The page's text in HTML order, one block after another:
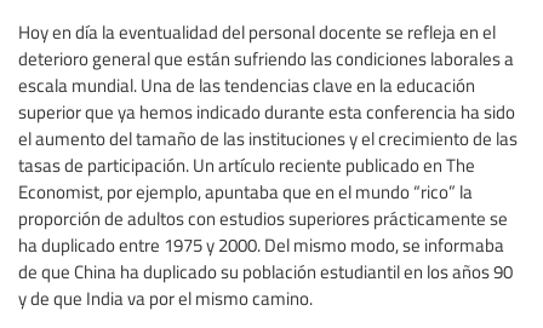
Hoy en día la eventualidad del personal docente se refleja en el
deterioro general que están sufriendo las condiciones laborales a
escala mundial. Una de las tendencias clave en la educación
superior que ya hemos indicado durante esta conferencia ha sido
el aumento del tamaño de las instituciones y el crecimiento de las
tasas de participación. Un artículo reciente publicado en The
Economist, por ejemplo, apuntaba que en el mundo “rico” la
proporción de adultos con estudios superiores prácticamente se
ha duplicado entre 1975 y 2000. Del mismo modo, se informaba
de que China ha duplicado su población estudiantil en los años 90
y de que India va por el mismo camino.